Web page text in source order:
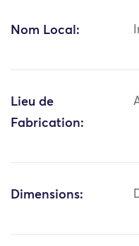
Nom Local:
Lieu de
Fabrication:
Dimensions: